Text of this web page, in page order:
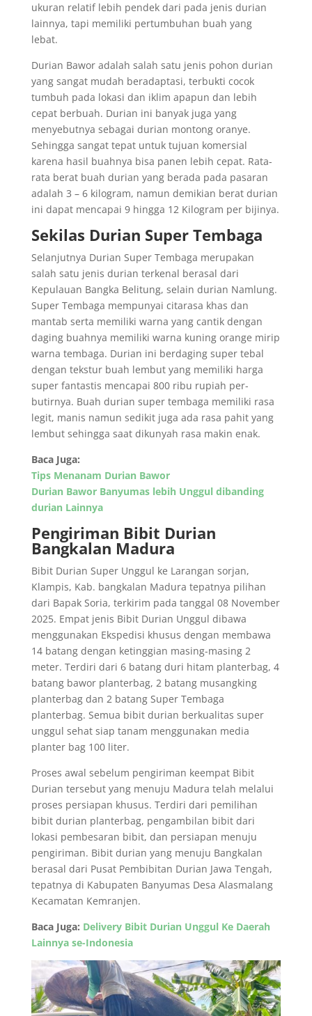
ukuran relatif lebih pendek dari pada jenis durian
lainnya, tapi memiliki pertumbuhan buah yang
lebat.
Durian Bawor adalah salah satu jenis pohon durian
yang sangat mudah beradaptasi, terbukti cocok
tumbuh pada lokasi dan iklim apapun dan lebih
cepat berbuah. Durian ini banyak juga yang
menyebutnya sebagai durian montong oranye.
Sehingga sangat tepat untuk tujuan komersial
karena hasil buahnya bisa panen lebih cepat. Rata-
rata berat buah durian yang berada pada pasaran
adalah 3 – 6 kilogram, namun demikian berat durian
ini dapat mencapai 9 hingga 12 Kilogram per bijinya.
Sekilas Durian Super Tembaga
Selanjutnya Durian Super Tembaga merupakan
salah satu jenis durian terkenal berasal dari
Kepulauan Bangka Belitung, selain durian Namlung.
Super Tembaga mempunyai citarasa khas dan
mantab serta memiliki warna yang cantik dengan
daging buahnya memiliki warna kuning orange mirip
warna tembaga. Durian ini berdaging super tebal
dengan tekstur buah lembut yang memiliki harga
super fantastis mencapai 800 ribu rupiah per-
butirnya. Buah durian super tembaga memiliki rasa
legit, manis namun sedikit juga ada rasa pahit yang
lembut sehingga saat dikunyah rasa makin enak.
Baca Juga:
Tips Menanam Durian Bawor
Durian Bawor Banyumas lebih Unggul dibanding
durian Lainnya
Pengiriman Bibit Durian
Bangkalan Madura
Bibit Durian Super Unggul ke Larangan sorjan,
Klampis, Kab. bangkalan Madura tepatnya pilihan
dari Bapak Soria, terkirim pada tanggal 08 November
2025. Empat jenis Bibit Durian Unggul dibawa
menggunakan Ekspedisi khusus dengan membawa
14 batang dengan ketinggian masing-masing 2
meter. Terdiri dari 6 batang duri hitam planterbag, 4
batang bawor planterbag, 2 batang musangking
planterbag dan 2 batang Super Tembaga
planterbag. Semua bibit durian berkualitas super
unggul sehat siap tanam menggunakan media
planter bag 100 liter.
Proses awal sebelum pengiriman keempat Bibit
Durian tersebut yang menuju Madura telah melalui
proses persiapan khusus. Terdiri dari pemilihan
bibit durian planterbag, pengambilan bibit dari
lokasi pembesaran bibit, dan persiapan menuju
pengiriman. Bibit durian yang menuju Bangkalan
berasal dari Pusat Pembibitan Durian Jawa Tengah,
tepatnya di Kabupaten Banyumas Desa Alasmalang
Kecamatan Kemranjen.
Baca Juga: Delivery Bibit Durian Unggul Ke Daerah
Lainnya se-Indonesia